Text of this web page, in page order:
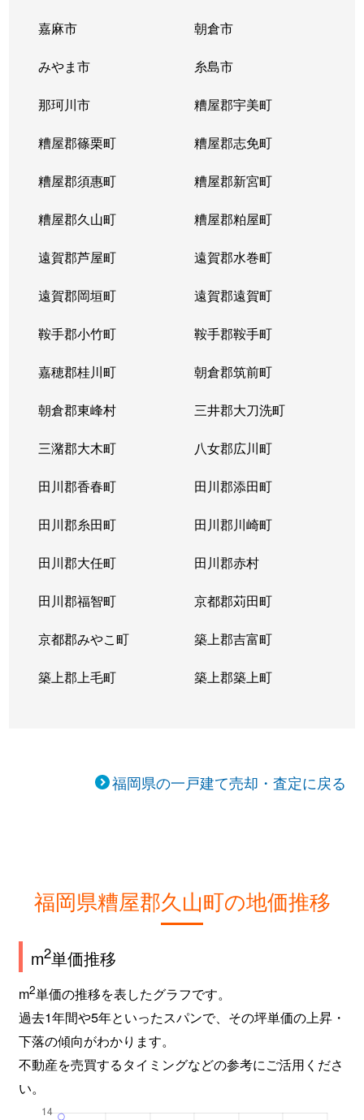
嘉麻市 朝倉市
みやま市 糸島市
那珂川市 糟屋郡宇美町
糟屋郡篠栗町 糟屋郡志免町
糟屋郡須惠町 糟屋郡新宮町
糟屋郡久山町 糟屋郡粕屋町
遠賀郡芦屋町 遠賀郡水巻町
遠賀郡岡垣町 遠賀郡遠賀町
鞍手郡小竹町 鞍手郡鞍手町
嘉穂郡桂川町 朝倉郡筑前町
朝倉郡東峰村 三井郡大刀洗町
三潴郡大木町 八女郡広川町
田川郡香春町 田川郡添田町
田川郡糸田町 田川郡川崎町
田川郡大任町 田川郡赤村
田川郡福智町 京都郡苅田町
京都郡みやこ町 築上郡吉富町
築上郡上毛町 築上郡築上町
福岡県の一戸建て売却・査定に戻る
福岡県糟屋郡久山町の地価推移
m2単価推移
m2単価の推移を表したグラフです。
過去1年間や5年といったスパンで、その坪単価の上昇・
下落の傾向がわかります。
不動産を売買するタイミングなどの参考にご活用くださ
い。